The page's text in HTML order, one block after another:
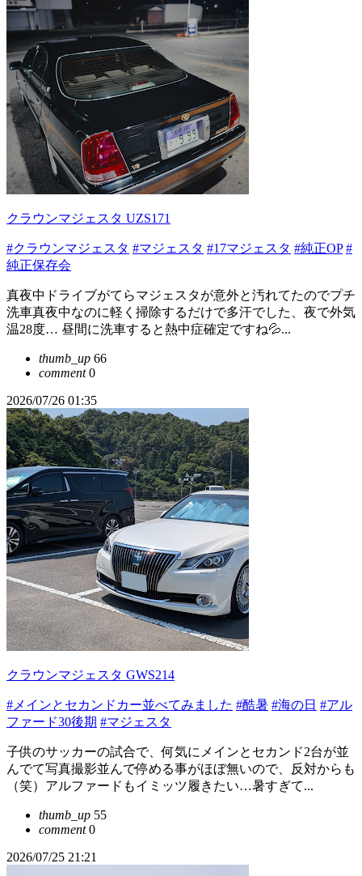
クラウンマジェスタ UZS171
#クラウンマジェスタ #マジェスタ #17マジェスタ #純正OP #
純正保存会
真夜中ドライブがてらマジェスタが意外と汚れてたのでプチ
洗車真夜中なのに軽く掃除するだけで多汗でした、夜で外気
温28度… 昼間に洗車すると熱中症確定ですね💦...
thumb_up 66
comment0
2026/07/26 01:35
クラウンマジェスタ GWS214
#メインとセカンドカー並べてみました #酷暑 #海の日 #アル
ファード30後期 #マジェスタ
子供のサッカーの試合で、何気にメインとセカンド2台が並
んでて写真撮影並んで停める事がほぼ無いので、反対からも
（笑）アルファードもイミッツ履きたい…暑すぎて...
thumb_up 55
comment0
2026/07/25 21:21